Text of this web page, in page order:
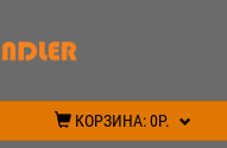
КОРЗИНА:0Р.